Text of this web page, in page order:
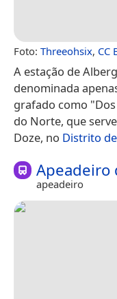
Foto: Threeohsix, CC
A estação de
denominada
grafado como
do Norte, que
Doze, no Distrito
Apeadeiro
apeadeiro